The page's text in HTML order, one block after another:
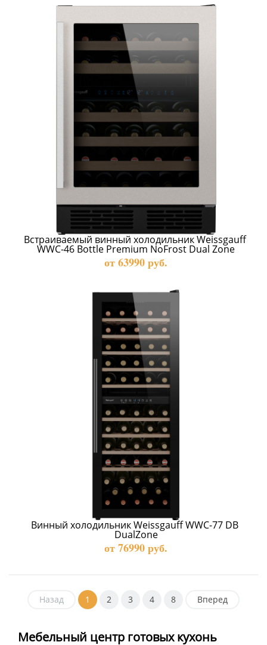
Встраиваемый винный холодильник Weissgauff
WWC-46 Bottle Premium NoFrost Dual Zone
от 63990 руб.
Винный холодильник Weissgauff WWC-77 DB
DualZone
от 76990 руб.
Назад 1 2 3 4 8 Вперед
Мебельный центр готовых кухонь